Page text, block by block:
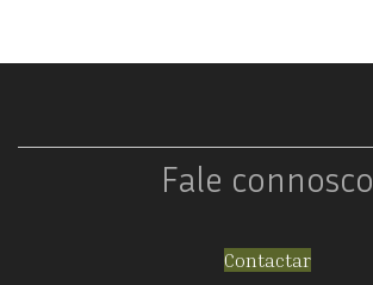
Fale connosco
Contactar